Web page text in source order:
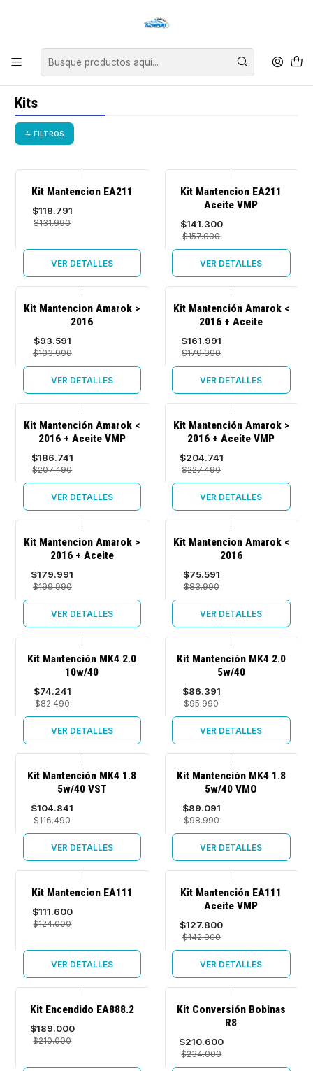
Asesoría personalizada para encontrar el repuesto perfecto para tu
Inicio Kits
Kits
FILTROS
-10%
OFF
Agotado
Kit Mantencion EA211
$118.791
$131.990
VER DETALLES
-10%
OFF
Kit Mantencion EA211
Aceite VMP
$141.300
$157.000
VER DETALLES
-10%
OFF
Kit Mantencion Amarok >
2016
$93.591
$103.990
VER DETALLES
-10%
OFF
Kit Mantención Amarok <
2016 + Aceite
$161.991
$179.990
VER DETALLES
-10%
OFF
Kit Mantención Amarok <
2016 + Aceite VMP
$186.741
$207.490
VER DETALLES
-10%
OFF
Kit Mantención Amarok >
2016 + Aceite VMP
$204.741
$227.490
VER DETALLES
-10%
OFF
Kit Mantencion Amarok >
2016 + Aceite
$179.991
$199.990
VER DETALLES
-10%
OFF
Kit Mantencion Amarok <
2016
$75.591
$83.990
VER DETALLES
-10%
OFF
Kit Mantención MK4 2.0
10w/40
$74.241
$82.490
VER DETALLES
-10%
OFF
Kit Mantención MK4 2.0
5w/40
$86.391
$95.990
VER DETALLES
-10%
OFF
Kit Mantención MK4 1.8
5w/40 VST
$104.841
$116.490
VER DETALLES
-10%
OFF
Kit Mantención MK4 1.8
5w/40 VMO
$89.091
$98.990
VER DETALLES
-10%
OFF
Agotado
Kit Mantencion EA111
$111.600
$124.000
VER DETALLES
-10%
OFF
Kit Mantención EA111
Aceite VMP
$127.800
$142.000
VER DETALLES
-10%
OFF
Agotado
Kit Encendido EA888.2
$189.000
$210.000
-10%
OFF
Kit Conversión Bobinas
R8
$210.600
$234.000